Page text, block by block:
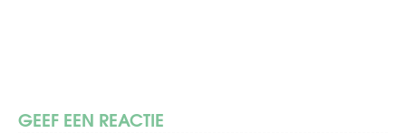
GEEF EEN REACTIE